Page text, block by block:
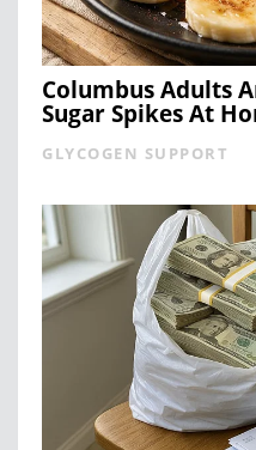
Columbus Adults
Sugar Spikes At
GLYCOGEN SUPPORT